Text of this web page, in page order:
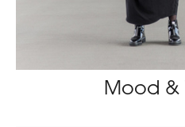
Mood &